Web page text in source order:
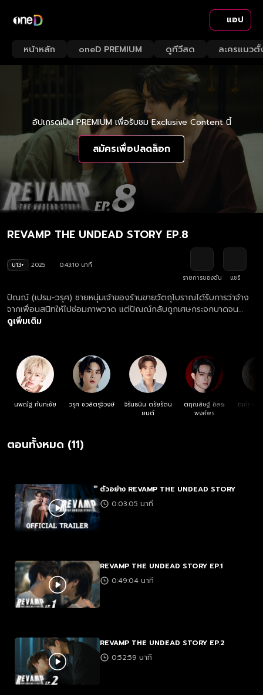
แอป
หน้าหลัก oneD PREMIUM ดูทีวีสด ละครแนวตั้
อัปเกรดเป็น PREMIUM เพื่อรับชม Exclusive Content นี้
สมัครเพื่อปลดล็อก
REVAMP THE UNDEAD STORY EP.8
น13+ 2025
0:43:10 นาที
รายการของฉัน
แชร์
ปัณณ์ (เปรม-วรุศ) ชายหนุ่มเจ้าของร้านขายวัตถุโบราณได้รับการว่าจ้าง
จากเพื่อนสนิทให้ไปซ่อมภาพวาด แต่ปัณณ์กลับถูกเศษกระจกบาดจน
เลือดไปเปื้อนกับภาพเขียนเข้าโดยไม่ตั้งใจ ทำให้ รามิล (บุ๋น-นพณัฐ)
แวมไพร์ตามล่า ปัณณ์จึงจำเป็นต้องช่วยเหลือรามิลให้พลังของเขาฟื้นคืน
ด้วยการออกตามหาบริวารตนอื่นๆ จนทำให้ความสัมพันธ์ของทั้งคู่ค่อยๆ
พัฒนาขึ้น การเดินทางของปัณณ์ รามิล และกลุ่มฮันเตอร์ที่กำลังตามล่า
ครั้งนี้จะเป็นยังไง และความสัมพันธ์ระหว่างมนุษย์กับแวมไพร์จะสามารถ
รักกันได้ไหม
ดูเพิ่มเติม
นพณัฐ กันทะชัย วรุศ ชวลิตรุจิวงษ์
จิรันธนิน ตรัยรัตน
ยนต์
ตฤณสิษฐ์ อิสระ
พงศ์พร
ณภัทร พั
ตอนทั้งหมด (11)
ตัวอย่าง REVAMP THE UNDEAD STORY
0:03:05 นาที
REVAMP THE UNDEAD STORY EP.1
0:49:04 นาที
REVAMP THE UNDEAD STORY EP.2
0:52:59 นาที